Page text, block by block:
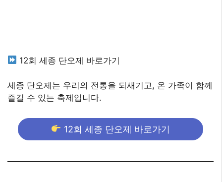
12회 세종 단오제 바로가기
세종 단오제는 우리의 전통을 되새기고, 온 가족이 함께
즐길 수 있는 축제입니다.
12회 세종 단오제 바로가기